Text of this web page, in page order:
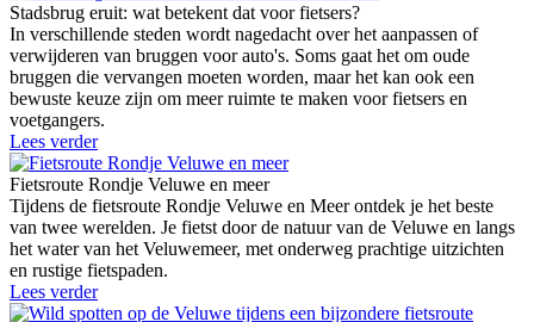
Stadsbrug eruit: wat betekent dat voor fietsers?
In verschillende steden wordt nagedacht over het aanpassen of
verwijderen van bruggen voor auto's. Soms gaat het om oude
bruggen die vervangen moeten worden, maar het kan ook een
bewuste keuze zijn om meer ruimte te maken voor fietsers en
voetgangers.
Lees verder
Fietsroute Rondje Veluwe en meer
Tijdens de fietsroute Rondje Veluwe en Meer ontdek je het beste
van twee werelden. Je fietst door de natuur van de Veluwe en langs
het water van het Veluwemeer, met onderweg prachtige uitzichten
en rustige fietspaden.
Lees verder